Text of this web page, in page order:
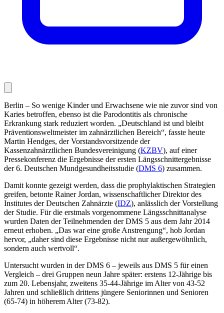
Berlin – So wenige Kinder und Erwachsene wie nie zuvor sind von
Karies betroffen, ebenso ist die Parodontitis als chronische
Erkrankung stark reduziert worden. „Deutschland ist und bleibt
Präventionsweltmeister im zahnärztlichen Bereich“, fasste heute
Martin Hendges, der Vorstandsvorsitzende der
Kassenzahnärztlichen Bundesvereinigung (KZBV), auf einer
Pressekonferenz die Ergebnisse der ersten Längsschnittergebnisse
der 6. Deutschen Mundgesundheitsstudie (DMS 6) zusammen.
Damit konnte gezeigt werden, dass die prophylaktischen Strategien
greifen, betonte Rainer Jordan, wissenschaftlicher Direktor des
Institutes der Deutschen Zahnärzte (IDZ), anlässlich der Vorstellung
der Studie. Für die erstmals vorgenommene Längsschnittanalyse
wurden Daten der Teilnehmenden der DMS 5 aus dem Jahr 2014
erneut erhoben. „Das war eine große Anstrengung“, hob Jordan
hervor, „daher sind diese Ergebnisse nicht nur außergewöhnlich,
sondern auch wertvoll“.
Untersucht wurden in der DMS 6 – jeweils aus DMS 5 für einen
Vergleich – drei Gruppen neun Jahre später: erstens 12-Jährige bis
zum 20. Lebensjahr, zweitens 35-44-Jährige im Alter von 43-52
Jahren und schließlich drittens jüngere Seniorinnen und Senioren
(65-74) in höherem Alter (73-82).